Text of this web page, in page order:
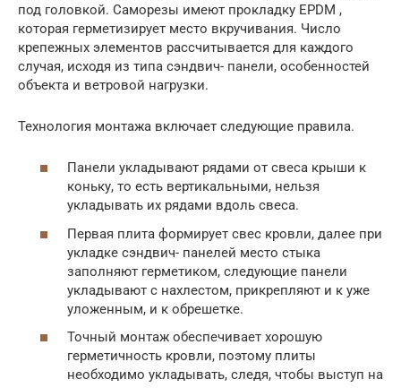
под головкой. Саморезы имеют прокладку EPDM ,
которая герметизирует место вкручивания. Число
крепежных элементов рассчитывается для каждого
случая, исходя из типа сэндвич- панели, особенностей
объекта и ветровой нагрузки.
Технология монтажа включает следующие правила.
Панели укладывают рядами от свеса крыши к
коньку, то есть вертикальными, нельзя
укладывать их рядами вдоль свеса.
Первая плита формирует свес кровли, далее при
укладке сэндвич- панелей место стыка
заполняют герметиком, следующие панели
укладывают с нахлестом, прикрепляют и к уже
уложенным, и к обрешетке.
Точный монтаж обеспечивает хорошую
герметичность кровли, поэтому плиты
необходимо укладывать, следя, чтобы выступ на